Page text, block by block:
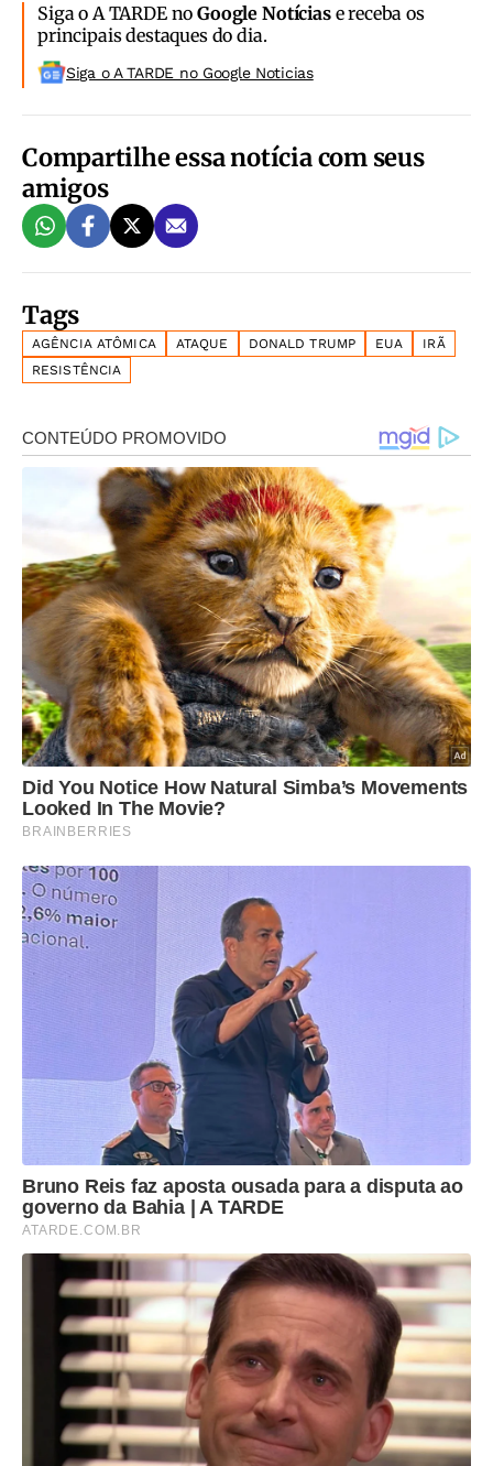
Siga o A TARDE noGoogle Notíciase receba os
principais destaques do dia.
Siga o A TARDE no Google Noticias
Compartilhe essa notícia com seus
amigos
Tags
AGÊNCIA ATÔMICA ATAQUE DONALD TRUMP EUA
IRÃ
RESISTÊNCIA